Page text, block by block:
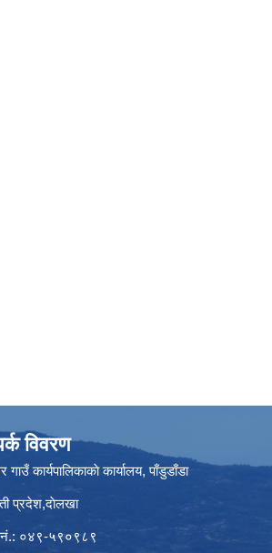
विवरण
गाउँ कार्यपालिकाकाे कार्यालय, पाँडुडाँडा
प्रदेश,दाेलखा
०४९-५९०९८९